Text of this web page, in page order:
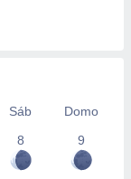
Sáb
Domo
8 9